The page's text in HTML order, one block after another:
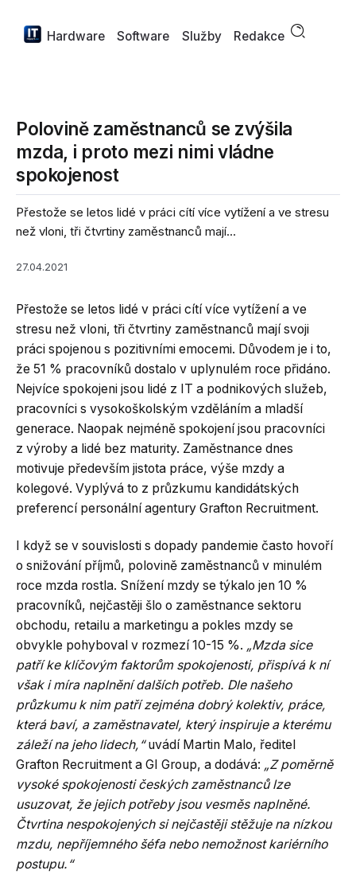
Hardware Software Služby Redakce
Polovině zaměstnanců se zvýšila
mzda, i proto mezi nimi vládne
spokojenost
Přestože se letos lidé v práci cítí více vytížení a ve stresu
než vloni, tři čtvrtiny zaměstnanců mají...
27.04.2021
Přestože se letos lidé v práci cítí více vytížení a ve
stresu než vloni, tři čtvrtiny zaměstnanců mají svoji
práci spojenou s pozitivními emocemi. Důvodem je i to,
že 51 % pracovníků dostalo v uplynulém roce přidáno.
Nejvíce spokojeni jsou lidé z IT a podnikových služeb,
pracovníci s vysokoškolským vzděláním a mladší
generace. Naopak nejméně spokojení jsou pracovníci
z výroby a lidé bez maturity. Zaměstnance dnes
motivuje především jistota práce, výše mzdy a
kolegové. Vyplývá to z průzkumu kandidátských
preferencí personální agentury Grafton Recruitment.
I když se v souvislosti s dopady pandemie často hovoří
o snižování příjmů, polovině zaměstnanců v minulém
roce mzda rostla. Snížení mzdy se týkalo jen 10 %
pracovníků, nejčastěji šlo o zaměstnance sektoru
obchodu, retailu a marketingu a pokles mzdy se
obvykle pohyboval v rozmezí 10-15 %. „Mzda sice
patří ke klíčovým faktorům spokojenosti, přispívá k ní
však i míra naplnění dalších potřeb. Dle našeho
průzkumu k nim patří zejména dobrý kolektiv, práce,
která baví, a zaměstnavatel, který inspiruje a kterému
záleží na jeho lidech,“uvádí Martin Malo, ředitel
Grafton Recruitment a GI Group, a dodává: „Z poměrně
vysoké spokojenosti českých zaměstnanců lze
usuzovat, že jejich potřeby jsou vesměs naplněné.
Čtvrtina nespokojených si nejčastěji stěžuje na nízkou
mzdu, nepříjemného šéfa nebo nemožnost kariérního
postupu.“